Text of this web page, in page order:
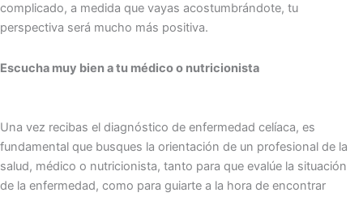
complicado, a medida que vayas acostumbrándote, tu
perspectiva será mucho más positiva.
Escucha muy bien a tu médico o nutricionista
Una vez recibas el diagnóstico de enfermedad celíaca, es
fundamental que busques la orientación de un profesional de la
salud, médico o nutricionista, tanto para que evalúe la situación
de la enfermedad, como para guiarte a la hora de encontrar